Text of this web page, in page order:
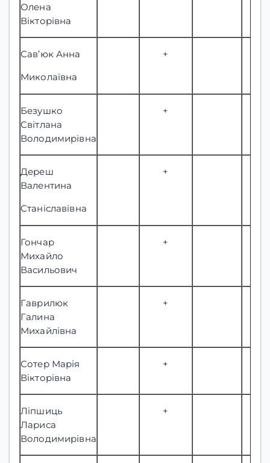
Олена
Вікторівна
Сав’юк Анна
Миколаївна
+
Безушко
Світлана
Володимирівна
+
Дереш
Валентина
Станіславівна
+
Гончар
Михайло
Васильович
+
Гаврилюк
Галина
Михайлівна
+
Сотер Марія
Вікторівна
+
Ліпшиць
Лариса
Володимирівна
+